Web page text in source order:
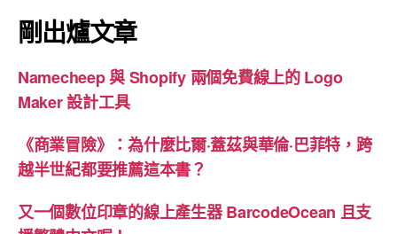
新
的
剛出爐文章
Namecheep 與 Shopify 兩個免費線上的 Logo
Maker 設計工具
《商業冒險》：為什麼比爾·蓋茲與華倫·巴菲特，跨
越半世紀都要推薦這本書？
又一個數位印章的線上產生器 BarcodeOcean 且支